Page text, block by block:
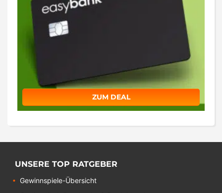
ZUM DEAL
UNSERE TOP RATGEBER
Gewinnspiele-Übersicht